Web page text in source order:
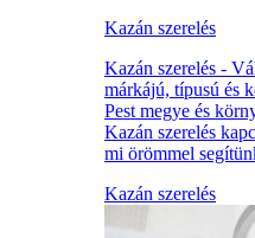
Kazán szerelés
Kazán szerelés -
márkájú, típusú és
Pest megye és
Kazán szerelés
mi örömmel
Kazán szerelés